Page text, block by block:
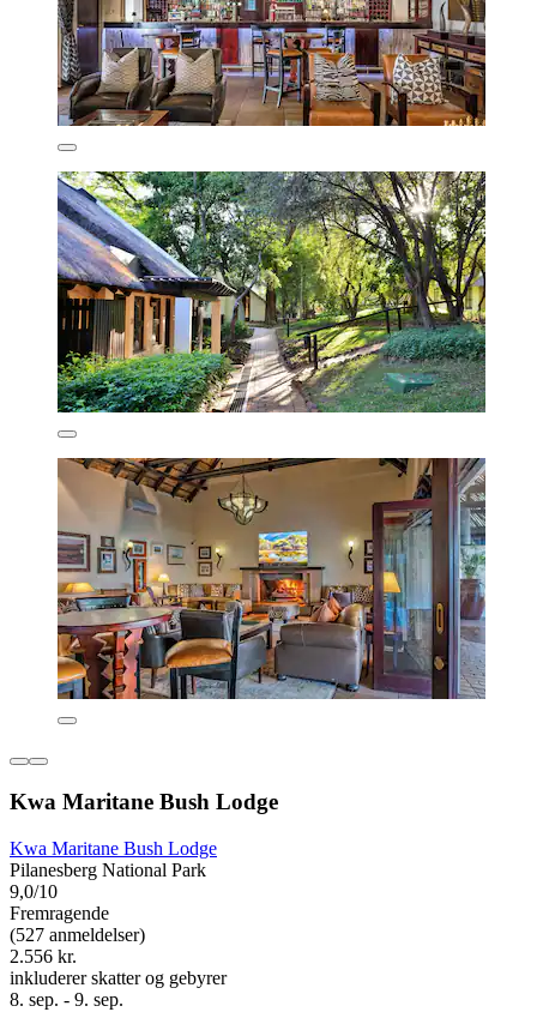
Kwa Maritane Bush Lodge
Kwa Maritane Bush Lodge
Pilanesberg National Park
9,0/10
Fremragende
(527 anmeldelser)
2.556 kr.
inkluderer skatter og gebyrer
8. sep. - 9. sep.